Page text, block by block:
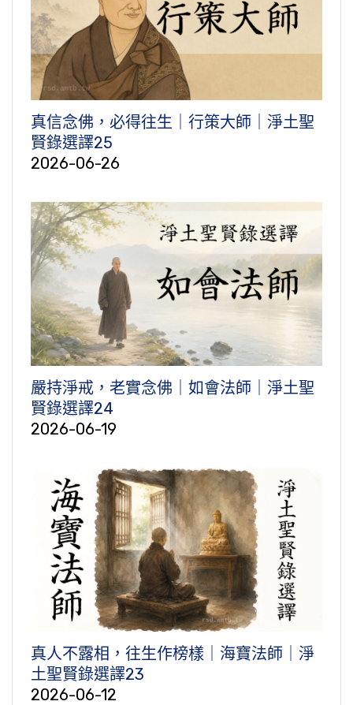
真信念佛，必得往生｜行策大師｜淨土聖
賢錄選譯25
2026-06-26
嚴持淨戒，老實念佛｜如會法師｜淨土聖
賢錄選譯24
2026-06-19
真人不露相，往生作榜樣｜海寶法師｜淨
土聖賢錄選譯23
2026-06-12